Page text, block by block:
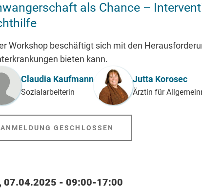
als Chance –
Workshop beschäftigt sich mit den
bieten kann.
Claudia Kaufmann
Sozialarbeiterin
Jutta Korosec
Ärztin für
ANMELDUNG GESCHLOSSEN
/ Uhrzeit
07.04.2025 - 09:00-17:00